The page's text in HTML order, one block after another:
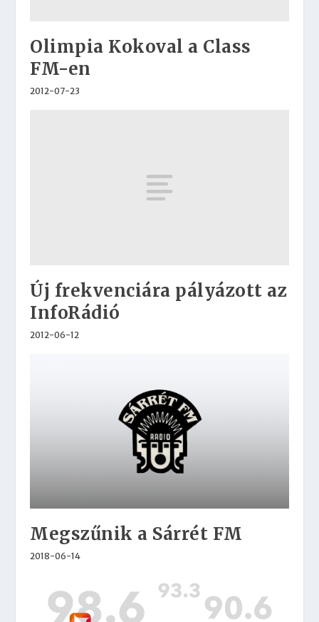
Olimpia Kokoval a Class
FM-en
2012-07-23
Új frekvenciára pályázott az
InfoRádió
2012-06-12
Megszűnik a Sárrét FM
2018-06-14